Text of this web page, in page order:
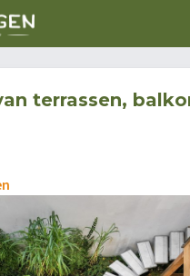
terrassen,